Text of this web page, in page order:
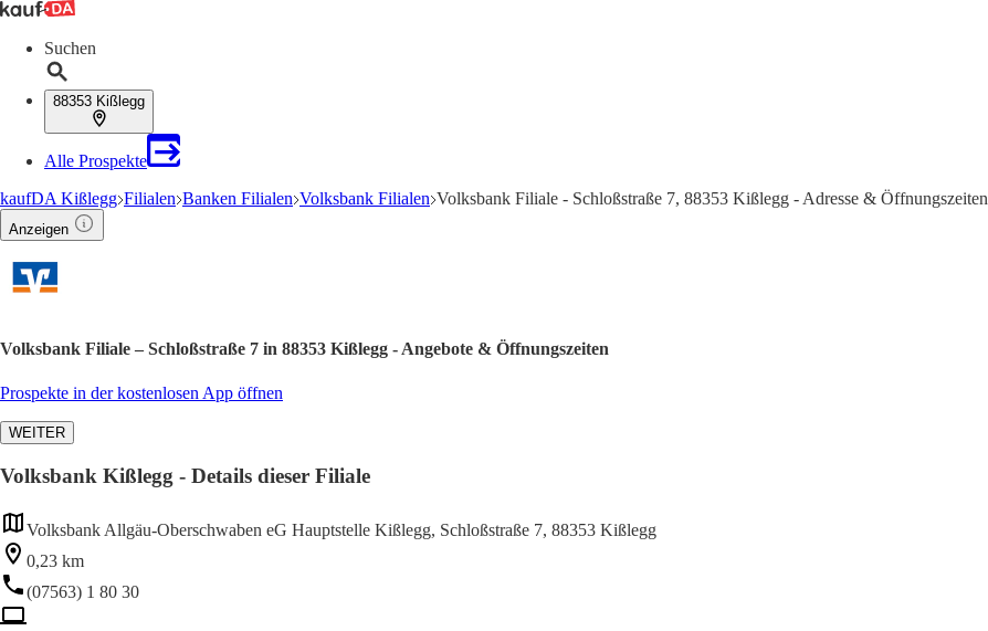
Suchen
88353 Kißlegg
Alle Prospekte
kaufDA Kißlegg Filialen Banken Filialen Volksbank Filialen Volksbank Filiale - Schloßstraße 7, 88353 Kißlegg - Adresse & Öffnungszeiten
Anzeigen
Volksbank Filiale – Schloßstraße 7 in 88353 Kißlegg - Angebote & Öffnungszeiten
Prospekte in der kostenlosen App öffnen
WEITER
Volksbank Kißlegg - Details dieser Filiale
Volksbank Allgäu-Oberschwaben eG Hauptstelle Kißlegg, Schloßstraße 7, 88353 Kißlegg
0,23 km
(07563) 1 80 30